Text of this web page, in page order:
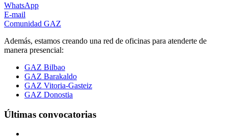
WhatsApp
E-mail
Comunidad GAZ
Además, estamos creando una red de oficinas para atenderte de
manera presencial:
GAZ Bilbao
GAZ Barakaldo
GAZ Vitoria-Gasteiz
GAZ Donostia
Últimas convocatorias